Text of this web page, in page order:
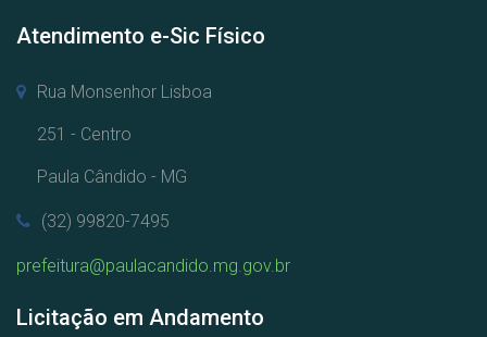
Atendimento e-Sic Físico
Rua Monsenhor Lisboa
251 - Centro
Paula Cândido - MG
(32) 99820-7495
prefeitura@paulacandido.mg.gov.br
Licitação em Andamento